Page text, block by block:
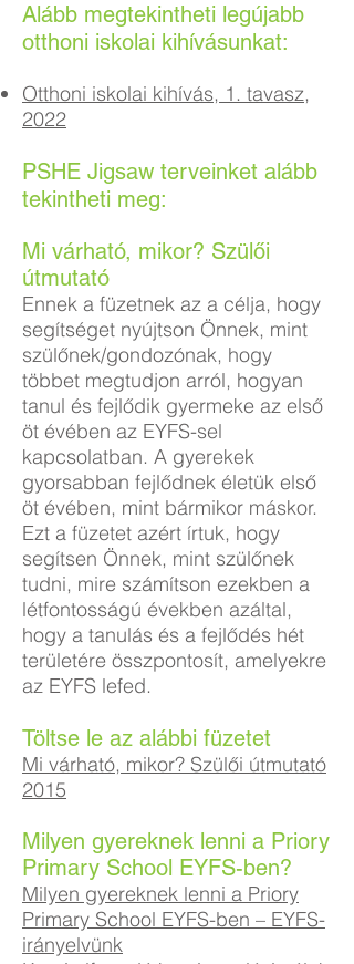
Alább megtekintheti legújabb
otthoni iskolai kihívásunkat:
Otthoni iskolai kihívás, 1. tavasz,
2022
PSHE Jigsaw terveinket alább
tekintheti meg:
Mi várható, mikor? Szülői
útmutató
Ennek a füzetnek az a célja, hogy
segítséget nyújtson Önnek, mint
szülőnek/gondozónak, hogy
többet megtudjon arról, hogyan
tanul és fejlődik gyermeke az első
öt évében az EYFS-sel
kapcsolatban. A gyerekek
gyorsabban fejlődnek életük első
öt évében, mint bármikor máskor.
Ezt a füzetet azért írtuk, hogy
segítsen Önnek, mint szülőnek
tudni, mire számítson ezekben a
létfontosságú években azáltal,
hogy a tanulás és a fejlődés hét
területére összpontosít, amelyekre
az EYFS lefed.
Töltse le az alábbi füzetet
Mi várható, mikor? Szülői útmutató
2015
Milyen gyereknek lenni a Priory
Primary School EYFS-ben?
Milyen gyereknek lenni a Priory
Primary School EYFS-ben – EYFS-
irányelvünk